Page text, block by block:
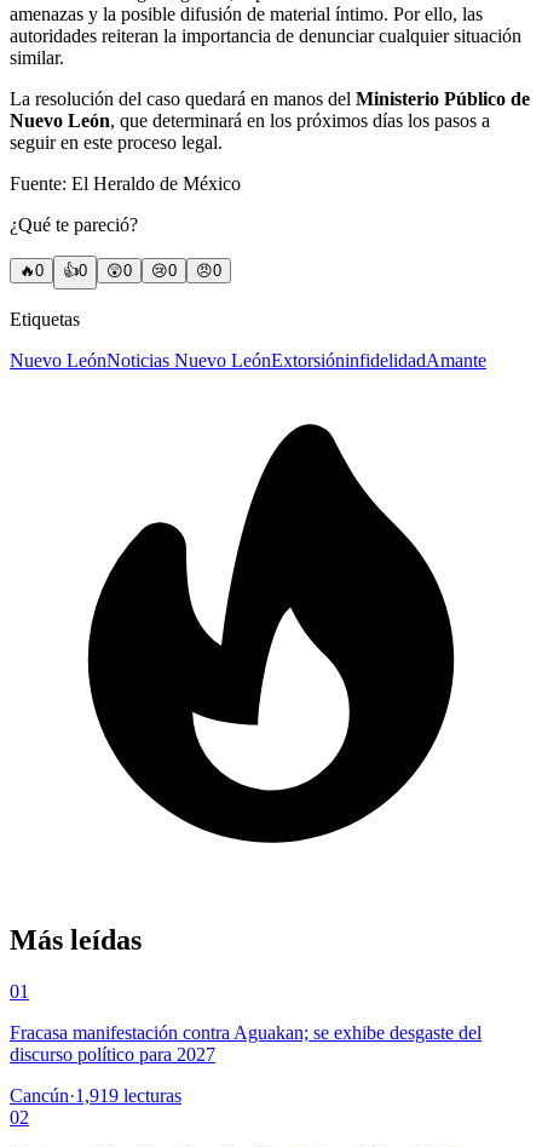
amenazas y la posible difusión de material íntimo. Por ello, las
autoridades reiteran la importancia de denunciar cualquier situación
similar.
La resolución del caso quedará en manos del Ministerio Público de
Nuevo León, que determinará en los próximos días los pasos a
seguir en este proceso legal.
Fuente: El Heraldo de México
¿Qué te pareció?
🔥0 👍0 😲0 😢0 😠0
Etiquetas
Nuevo LeónNoticias Nuevo LeónExtorsióninfidelidadAmante
Más leídas
01
Fracasa manifestación contra Aguakan; se exhibe desgaste del
discurso político para 2027
Cancún·1,919 lecturas
02